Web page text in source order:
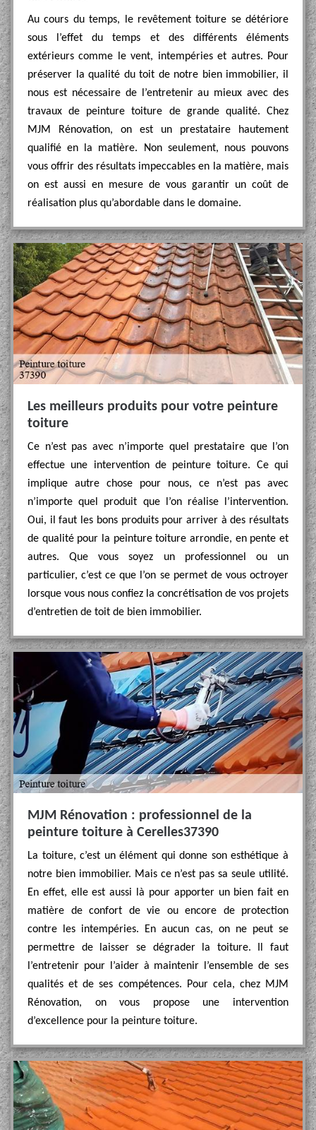
Au cours du temps, le revêtement toiture se détériore
sous l’effet du temps et des différents éléments
extérieurs comme le vent, intempéries et autres. Pour
préserver la qualité du toit de notre bien immobilier, il
nous est nécessaire de l’entretenir au mieux avec des
travaux de peinture toiture de grande qualité. Chez
MJM Rénovation, on est un prestataire hautement
qualifié en la matière. Non seulement, nous pouvons
vous offrir des résultats impeccables en la matière, mais
on est aussi en mesure de vous garantir un coût de
réalisation plus qu’abordable dans le domaine.
Les meilleurs produits pour votre peinture
toiture
Ce n’est pas avec n’importe quel prestataire que l’on
effectue une intervention de peinture toiture. Ce qui
implique autre chose pour nous, ce n’est pas avec
n’importe quel produit que l’on réalise l’intervention.
Oui, il faut les bons produits pour arriver à des résultats
de qualité pour la peinture toiture arrondie, en pente et
autres. Que vous soyez un professionnel ou un
particulier, c’est ce que l’on se permet de vous octroyer
lorsque vous nous confiez la concrétisation de vos projets
d’entretien de toit de bien immobilier.
MJM Rénovation : professionnel de la
peinture toiture à Cerelles37390
La toiture, c’est un élément qui donne son esthétique à
notre bien immobilier. Mais ce n’est pas sa seule utilité.
En effet, elle est aussi là pour apporter un bien fait en
matière de confort de vie ou encore de protection
contre les intempéries. En aucun cas, on ne peut se
permettre de laisser se dégrader la toiture. Il faut
l’entretenir pour l’aider à maintenir l’ensemble de ses
qualités et de ses compétences. Pour cela, chez MJM
Rénovation, on vous propose une intervention
d’excellence pour la peinture toiture.